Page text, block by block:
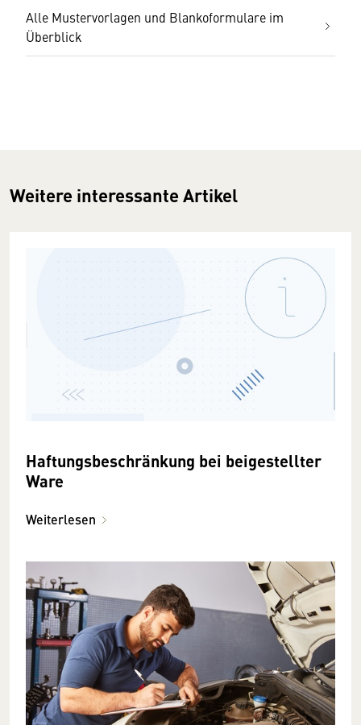
Alle Mustervorlagen und Blankoformulare im
Überblick
Weitere interessante Artikel
Haftungsbeschränkung bei beigestellter
Ware
Weiterlesen